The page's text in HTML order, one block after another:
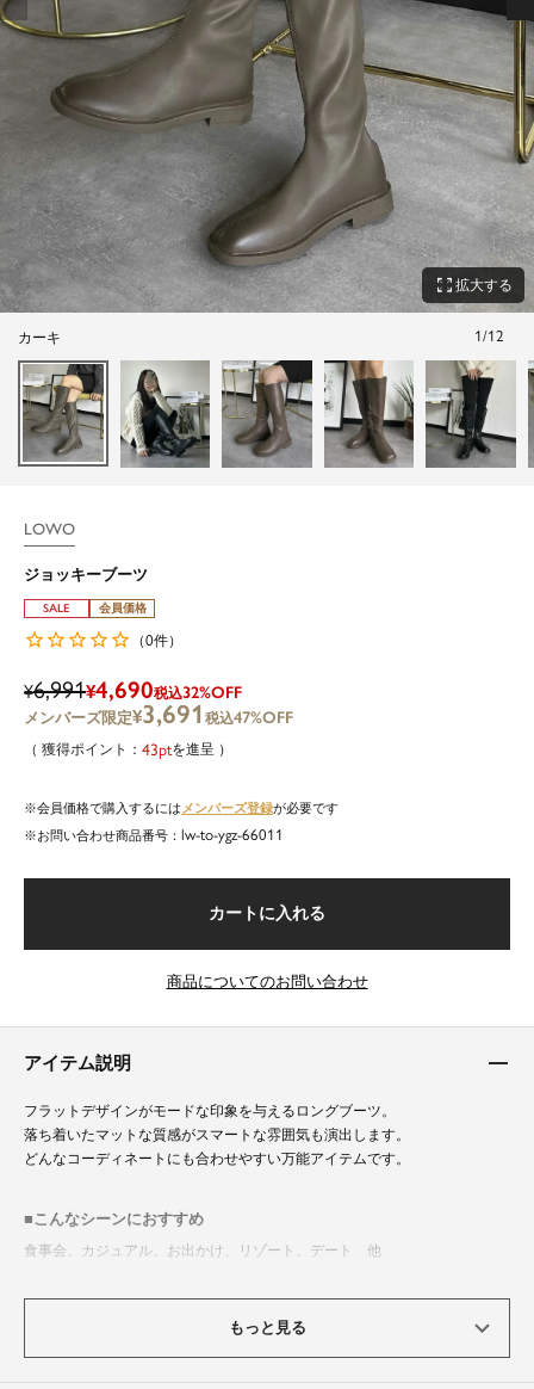
zoom_out_map 拡大する
カーキ 1/12
LOWO
ジョッキーブーツ
SALE 会員価格
（0件）
¥6,991¥4,690税込32%OFF
¥3,691 税込47%OFF
43 を進呈
会員価格で購入するには メンバーズ登録が必要です
商品番号
lw-to-ygz-66011
カートに入れる
商品についてのお問い合わせ
アイテム説明
フラットデザインがモードな印象を与えるロングブーツ。
落ち着いたマットな質感がスマートな雰囲気も演出します。
どんなコーディネートにも合わせやすい万能アイテムです。
こんなシーンにおすすめ
食事会、カジュアル、お出かけ、リゾート、デート 他
もっと見る